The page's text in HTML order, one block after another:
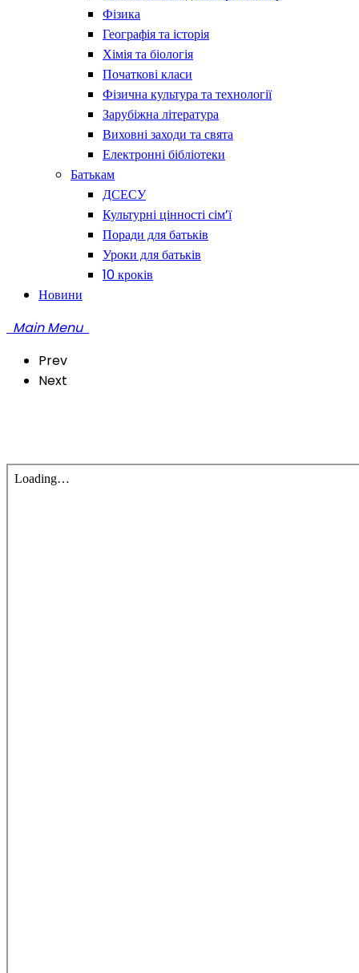
Фізика
Географія та історія
Хімія та біологія
Початкові класи
Фізична культура та технології
Зарубіжна література
Виховні заходи та свята
Електронні бібліотеки
Батькам
ДСЕСУ
Культурні цінності сім’ї
Поради для батьків
Уроки для батьків
10 кроків
Новини
Main Menu
Prev
Next